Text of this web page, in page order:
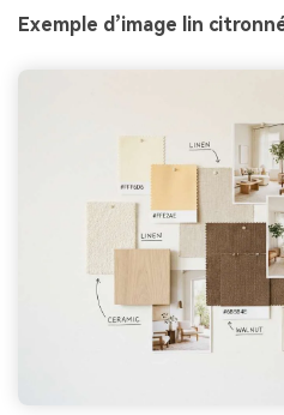
Exemple d’image lin